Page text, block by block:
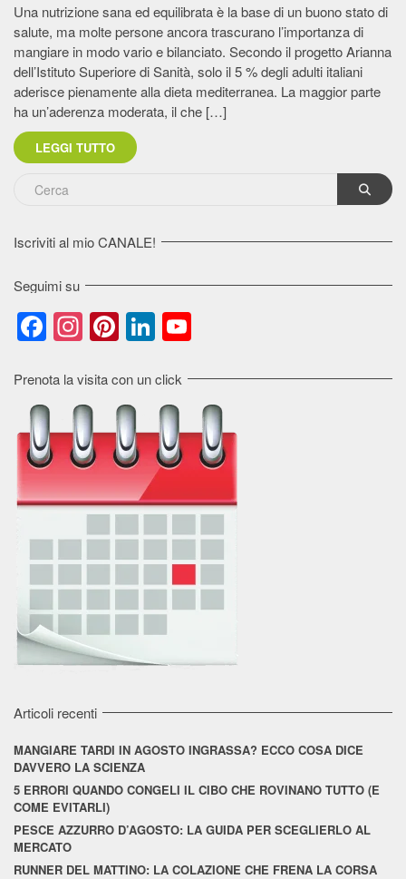
Una nutrizione sana ed equilibrata è la base di un buono stato di
salute, ma molte persone ancora trascurano l’importanza di
mangiare in modo vario e bilanciato. Secondo il progetto Arianna
dell’Istituto Superiore di Sanità, solo il 5 % degli adulti italiani
aderisce pienamente alla dieta mediterranea. La maggior parte
ha un’aderenza moderata, il che […]
LEGGI TUTTO
Iscriviti al mio CANALE!
Seguimi su
Facebook
Instagram
Pinterest
LinkedIn
Prenota la visita con un click
Articoli recenti
MANGIARE TARDI IN AGOSTO INGRASSA? ECCO COSA DICE
DAVVERO LA SCIENZA
5 ERRORI QUANDO CONGELI IL CIBO CHE ROVINANO TUTTO (E
COME EVITARLI)
PESCE AZZURRO D’AGOSTO: LA GUIDA PER SCEGLIERLO AL
MERCATO
RUNNER DEL MATTINO: LA COLAZIONE CHE FRENA LA CORSA